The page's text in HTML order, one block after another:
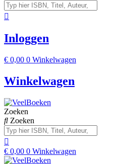
Inloggen
€ 0,00 0 Winkelwagen
Winkelwagen
Zoeken
Zoeken
€ 0,00 0 Winkelwagen